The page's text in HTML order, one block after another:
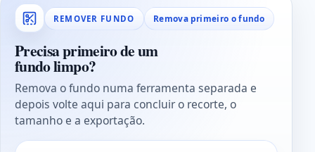
REMOVER FUNDO Remova primeiro o fundo
Precisa primeiro de um
fundo limpo?
Remova o fundo numa ferramenta separada e
depois volte aqui para concluir o recorte, o
tamanho e a exportação.